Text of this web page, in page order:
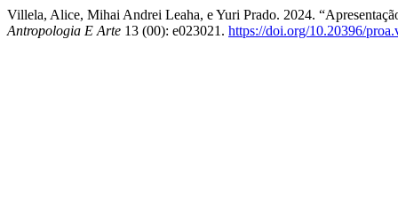
Villela, Alice, Mihai Andrei Leaha, e Yuri Prado. 2024.
Antropologia E Arte 13 (00): e023021. https://doi.org/10.20396/